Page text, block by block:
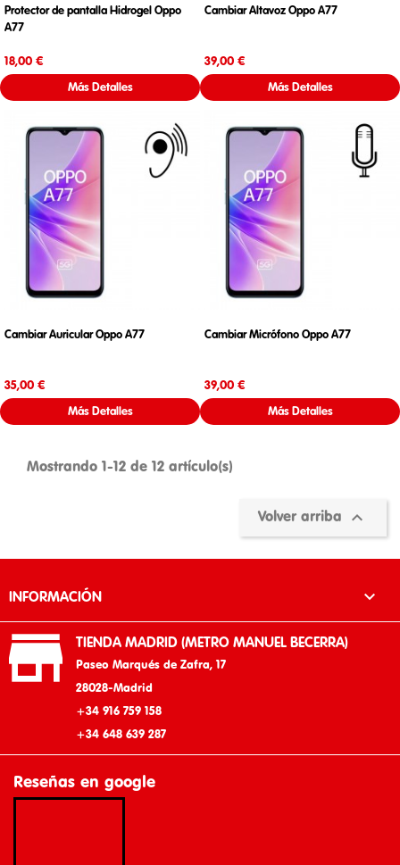
Protector de pantalla Hidrogel Oppo
A77
18,00 €
Más Detalles
Cambiar Altavoz Oppo A77
39,00 €
Más Detalles
Cambiar Auricular Oppo A77
35,00 €
Más Detalles
Cambiar Micrófono Oppo A77
39,00 €
Más Detalles
Mostrando 1-12 de 12 artículo(s)
Volver arriba 
INFORMACIÓN 
 TIENDA MADRID (METRO MANUEL BECERRA)
Paseo Marqués de Zafra, 17
28028-Madrid
+34 916 759 158
+34 648 639 287
Reseñas en google